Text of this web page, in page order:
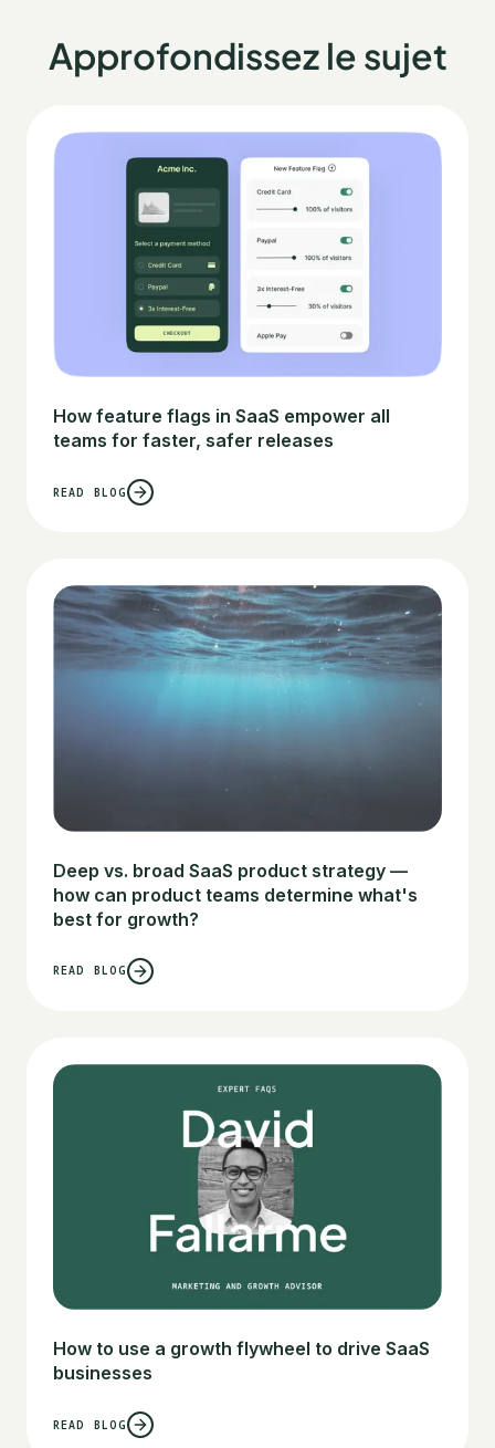
Approfondissez le sujet
How feature flags in SaaS empower all
teams for faster, safer releases
READ BLOG
Deep vs. broad SaaS product strategy —
how can product teams determine what's
best for growth?
READ BLOG
How to use a growth flywheel to drive SaaS
businesses
READ BLOG